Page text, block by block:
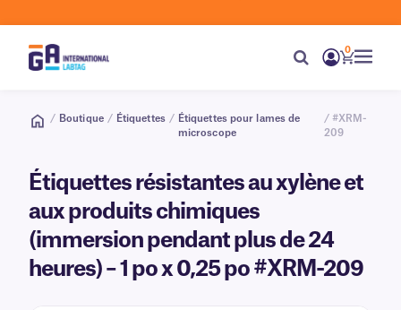
0
/ Boutique / Étiquettes / Étiquettes pour lames de
microscope
/ #XRM-
209
Étiquettes résistantes au xylène et
aux produits chimiques
(immersion pendant plus de 24
heures) – 1 po x 0,25 po #XRM-209